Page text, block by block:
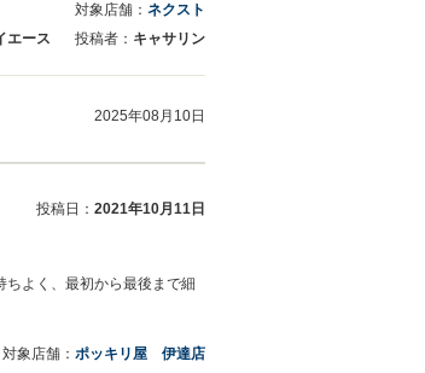
対象店舗： ネクスト
エース 投稿者： キャサリン
2025年08月10日
投稿日： 2021年10月11日
よく、最初から最後まで細
対象店舗： ポッキリ屋 伊達店